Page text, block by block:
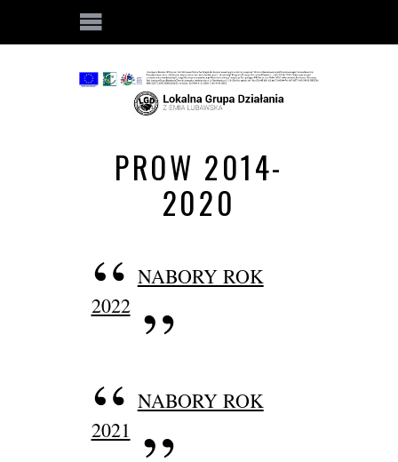
PROW 2014-
2020
NABORY ROK
2022
NABORY ROK
2021